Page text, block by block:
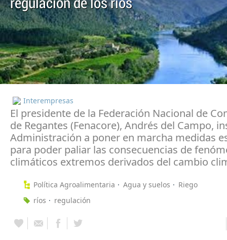
regulación de los ríos
Interempresas
El presidente de la Federación Nacional de
de Regantes (Fenacore), Andrés del Campo,
Administración a poner en marcha medidas
para poder paliar las consecuencias de
climáticos extremos derivados del cambio
Política Agroalimentaria Agua y suelos
Riego
ríos
regulación